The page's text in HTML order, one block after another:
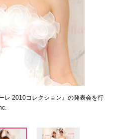
レ 2010コレクション』の発表会を行